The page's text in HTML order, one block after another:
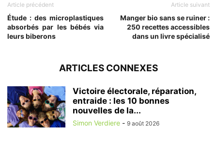
Article précédent
Étude : des microplastiques
absorbés par les bébés via
leurs biberons
Article suivant
Manger bio sans se ruiner :
250 recettes accessibles
dans un livre spécialisé
ARTICLES CONNEXES
Victoire électorale, réparation,
entraide : les 10 bonnes
nouvelles de la...
Simon Verdiere - 9 août 2026